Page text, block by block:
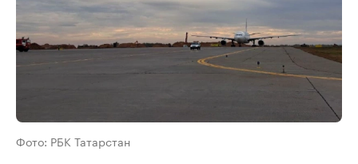
Фото: РБК Татарстан